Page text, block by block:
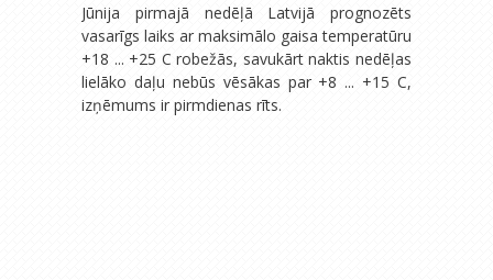
Jūnija pirmajā nedēļā Latvijā prognozēts
vasarīgs laiks ar maksimālo gaisa temperatūru
+18 ... +25 C robežās, savukārt naktis nedēļas
lielāko daļu nebūs vēsākas par +8 ... +15 C,
izņēmums ir pirmdienas rīts.